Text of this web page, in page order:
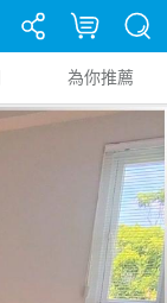
為你推薦